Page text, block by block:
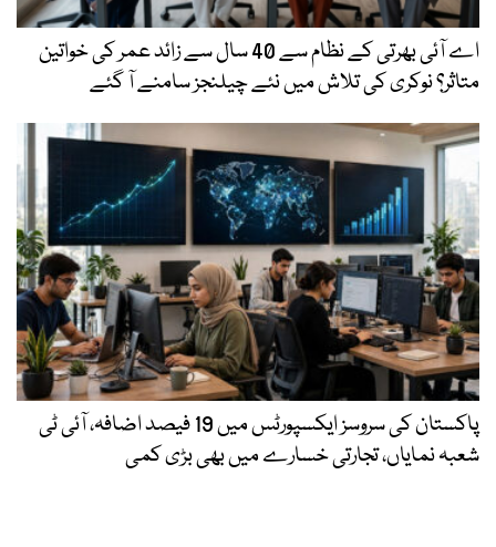
اے آئی بھرتی کے نظام سے 40 سال سے زائد عمر کی خواتین
متاثر؟ نوکری کی تلاش میں نئے چیلنجز سامنے آ گئے
پاکستان کی سروسز ایکسپورٹس میں 19 فیصد اضافہ، آئی ٹی
شعبہ نمایاں، تجارتی خسارے میں بھی بڑی کمی